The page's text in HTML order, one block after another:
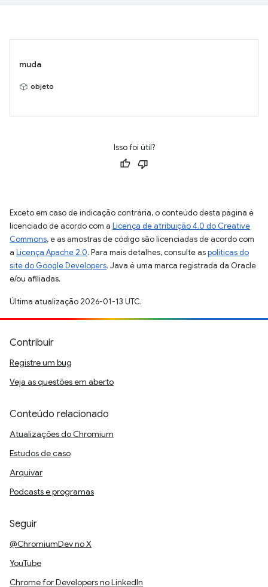
muda
objeto
Isso foi útil?
Exceto em caso de indicação contrária, o conteúdo desta página é
licenciado de acordo com a Licença de atribuição 4.0 do Creative
Commons, e as amostras de código são licenciadas de acordo com
a Licença Apache 2.0. Para mais detalhes, consulte aspolíticas do
site do Google Developers. Java é uma marca registrada da Oracle
e/ou afiliadas.
Última atualização 2026-01-13 UTC.
Contribuir
Registre um bug
Veja as questões em aberto
Conteúdo relacionado
Atualizações do Chromium
Estudos de caso
Arquivar
Podcasts e programas
Seguir
@ChromiumDev no X
YouTube
Chrome for Developers no LinkedIn